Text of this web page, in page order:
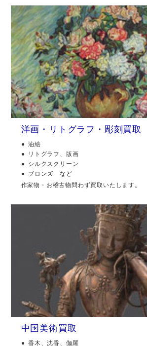
洋画・リトグラフ・彫刻買取
油絵
リトグラフ、版画
シルクスクリーン
ブロンズ など
作家物・お稽古物問わず買取いたします。
中国美術買取
香木、沈香、伽羅